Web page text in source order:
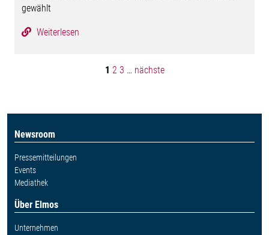
gewählt
Weiterlesen
1 2 3 … nächste
Newsroom
Pressemitteilungen
Events
Mediathek
Über Elmos
Unternehmen